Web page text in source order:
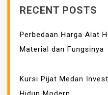
RECENT POSTS
Perbedaan Harga Alat
Material dan Fungsinya
Kursi Pijat Medan